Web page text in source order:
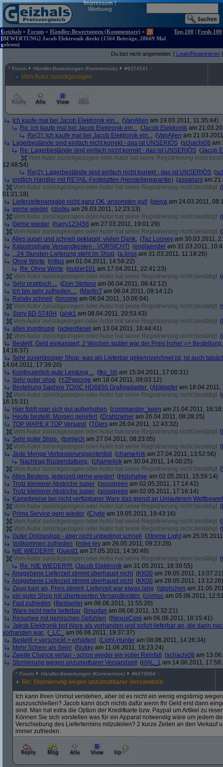
Impressum|
Werbung
Geizhals » Forum » Händler-Bewertungen (Kommentare) »
[BEWERTUNG] Jacob Elektronik direkt (1564 Beiträge, 28669 Mal
gelesen)
Top-100 | Fresh-100
Du bist nicht angemeldet. [ Login/Registrieren ]
^ Forum Händler-Bewertungen (Kommentare) #6374541
Vom Autor zurückgezogen
Ich kaufe mal bei Jacob Elektronik ein... (VanAllen am 19.03.2011, 11:35:44)
Re: Ich kaufe mal bei Jacob Elektronik ein... (Jacob Elektronik am
Re(2): Ich kaufe mal bei Jacob Elektronik ein... (VanAllen am
Lagerbestände sind einfach nicht korrekt - das ist UNSERIÖS (schachi08 am
Re: Lagerbestände sind einfach nicht korrekt - das ist UNSERIÖS (Jacob
Vom Autor zurückgezogen oder Autor hat seine Registrierung nicht
12:48:54)
Re(2): Lagerbestände sind einfach nicht korrekt - das ist UNSERIÖS (
endlich Händler mit RETAIL-Festplatten (Herstellergarantie) (assailant am
Vom Autor zurückgezogen oder Autor hat seine Registrierung nicht bestätigt (
01:21:18)
Lieferzeitenangabe nicht ganz OK, ansonsten gut! (petya am 24.03.2011,
gerne wieder (diolku am 26.03.2011, 12:23:13)
Vom Autor zurückgezogen oder Autor hat seine Registrierung nicht bestätigt (
Gerne wieder (harry123456 am 27.03.2011, 19:01:29)
Vom Autor zurückgezogen oder Autor hat seine Registrierung nicht bestätigt (
Alles super und schnell geklappt, vielen Dank. (Taz Looney am 30.03.2011,
Katastrophale Versandkosten - VORSICHT! (englaender am 31.03.2011,
...24 Stunden-Lieferung steht im Shop (a.linss am 31.03.2011, 11:18:26)
Ohne Worte (mfips am 01.04.2011, 14:59:22)
Re: Ohne Worte (nutzer101 am 17.04.2011, 22:41:23)
Vom Autor zurückgezogen oder Autor hat seine Registrierung nicht bestätigt (
Sehr praktisch ... (Don Stefano am 06.04.2011, 08:42:12)
Ich bin sehr zufrieden.... (MartinT am 06.04.2011, 09:14:12)
Relativ schnell
(brosme am 06.04.2011, 10:06:04)
Vom Autor zurückgezogen oder Autor hat seine Registrierung nicht bestätigt (
Sony BD-5740H (alsk1 am 08.04.2011, 20:53:43)
Vom Autor zurückgezogen oder Autor hat seine Registrierung nicht bestätigt (
alles inordnung (ackerdiesel am 13.04.2011, 16:44:41)
Vom Autor zurückgezogen oder Autor hat seine Registrierung nicht bestätigt (
Bestellt, Geld einkassiert, 2 Wochen später war der Preis hoher => Bestellung
14:16:37)
Sehr zuverlässiger Shop: was als Lieferbar gekennzeichnet ist, ist auch
14.04.2011, 17:39:20)
Kontinuierlich gute Leistung ... (fko_hh am 15.04.2011, 17:00:31)
Sehr guter shop (YZFgeorge am 18.04.2011, 09:03:12)
Bestellung Saphire TOXIC HD6850 Grafigadapter (Abklopfer am 18.04.2011,
Vom Autor zurückgezogen oder Autor hat seine Registrierung nicht bestätigt (
16:15:31)
Hier fühlt man sich gut aufgehoben (commander_keen am 21.04.2011,
Heute bestellt, Morgen geliefert (Drahtzieher am 26.04.2011, 08:28:25)
TOP WARE # TOP Versand (TGers am 26.04.2011, 12:43:32)
Vom Autor zurückgezogen oder Autor hat seine Registrierung nicht bestätigt (
Sehr guter Shop. (tomlech am 27.04.2011, 08:23:05)
Vom Autor zurückgezogen oder Autor hat seine Registrierung nicht bestätigt (
Jede Menge Verbesserungspotential
(chame4ok am 27.04.2011, 13:52:56)
Nachtrag Rückerstattung. (chame4ok am 30.04.2011, 14:00:25)
Vom Autor zurückgezogen oder Autor hat seine Registrierung nicht bestätigt (
Alles Bestens, jederzeit gerne wieder! (Holohelge am 02.05.2011, 15:59:14)
Trotz kleinerer Abstriche super (soxxgreen am 02.05.2011, 17:14:42)
Trotz kleinerer Abstriche super (soxxgreen am 02.05.2011, 17:16:14)
Kampfpreise bei nicht verfügbarer Ware das grenzt an Unlauterem
Vom Autor zurückgezogen oder Autor hat seine Registrierung nicht bestätigt (
Prima Service gern wieder (Clyde am 19.05.2011, 19:43:16)
Vom Autor zurückgezogen oder Autor hat seine Registrierung nicht bestätigt (
Vom Autor zurückgezogen oder Autor hat seine Registrierung nicht bestätigt (
Guter Onlineshop - aber nicht unbedingt schnell
(Xtreme Light am
Vollkommen zufrieden (mike-lev am 26.05.2011, 09:23:28)
NIE WIEDER!!!! (Guest1 am 27.05.2011, 14:30:49)
Vom Autor zurückgezogen oder Autor hat seine Registrierung nicht bestätigt (
Re: NIE WIEDER!!!! (Jacob Elektronik am 31.05.2011, 18:39:55)
Anggebene Lieferzeit stimmt überhaupt nicht (KK00 am 28.05.2011, 13:07:21)
Anggebene Lieferzeit stimmt überhaupt nicht (KK00 am 28.05.2011, 13:12:26)
Zeug kam an, Preis stimmt, Lieferzeit war etwas lang (strohchen am
ein guter Shop mit überteuerten Versandkosten (civmuc am 05.06.2011,
Fast zufrieden (Bestseller am 06.06.2011, 11:55:20)
Ware nicht mehr lieferbar ( linuxfan am 06.06.2011, 15:32:21)
Resumee mit gemischen Gefühlen (NexusCore am 06.06.2011, 18:15:41)
Jakob Elektronik bot Ware als vorhanden und sofort lieferbar an, die dann
vorhanden war. ( _LC_
am 06.06.2011, 19:37:37)
Bestellt > verschickt > erhalten! (Light-Hunter am 08.06.2011, 14:26:34)
Mehr Schein als Sein! (Nukky am 11.06.2011, 18:23:24)
Zweite Chance vertan - schon wieder ein voller Reinfall
(schachi08 am
Stornierung wegen unzumutbarer Versandzeit (HAL_1 am 14.06.2011,
^ Forum Händler-Bewertungen (Kommentare) #6478664
Re: Stornierung wegen unzumutbarer Versandzeit
Ich kann Ihren Unmut verstehen, aber ist es nicht ein wenig engstirnig
auszuschließen? Jacob kann doch nichts dafür wenn Ihr Geld erst dann
sind. Man hat extra die Option der Kreditkarte bzw. Paypal um Artikel zu
Können Sie sich vorstellen was für ein Apparat notwendig wäre um jedem
Verschiebung des Liefertermins mitzuteilen? 2 kurze Zeilen an den Verkauf
immer zufrieden.